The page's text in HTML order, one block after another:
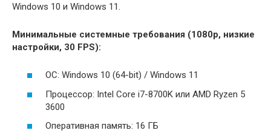
Windows 10 и Windows 11.
Минимальные системные требования (1080p, низкие
настройки, 30 FPS):
ОС: Windows 10 (64-bit) / Windows 11
Процессор: Intel Core i7-8700K или AMD Ryzen 5
3600
Оперативная память: 16 ГБ